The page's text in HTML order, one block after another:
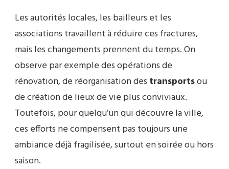
Les autorités locales, les bailleurs et les
associations travaillent à réduire ces fractures,
mais les changements prennent du temps. On
observe par exemple des opérations de
rénovation, de réorganisation des transportsou
de création de lieux de vie plus conviviaux.
Toutefois, pour quelqu’un qui découvre la ville,
ces efforts ne compensent pas toujours une
ambiance déjà fragilisée, surtout en soirée ou hors
saison.